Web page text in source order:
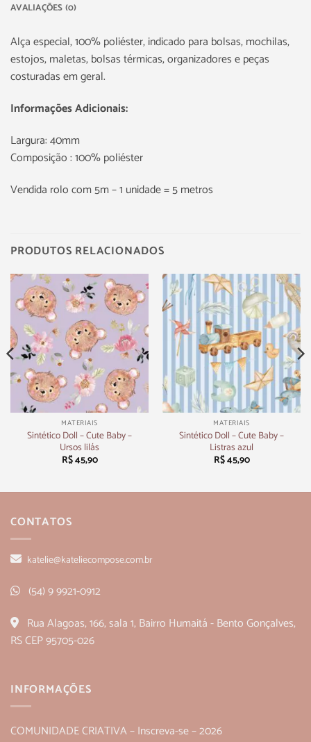
AVALIAÇÕES (0)
Alça especial, 100% poliéster, indicado para bolsas, mochilas,
estojos, maletas, bolsas térmicas, organizadores e peças
costuradas em geral.
Informações Adicionais:
Largura: 40mm
Composição : 100% poliéster
Vendida rolo com 5m – 1 unidade = 5 metros
PRODUTOS RELACIONADOS
MATERIAIS
Sintético Doll – Cute Baby –
Ursos lilás
R$45,90
MATERIAIS
Sintético Doll – Cute Baby –
Listras azul
R$45,90
CONTATOS
katelie@kateliecompose.com.br
(54) 9 9921-0912
Rua Alagoas, 166, sala 1, Bairro Humaitá - Bento Gonçalves,
RS CEP 95705-026
INFORMAÇÕES
COMUNIDADE CRIATIVA – Inscreva-se – 2026